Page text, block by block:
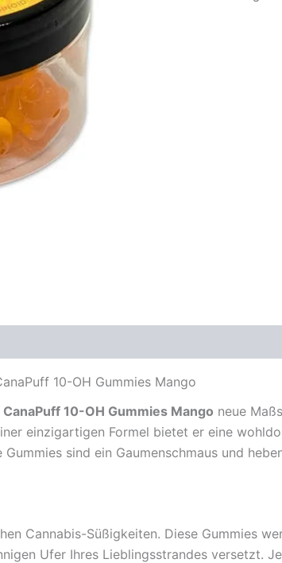
Mango
10-OH Gummies Mango
CanaPuff 10-OH Gummies Mango neue
einzigartigen Formel bietet er eine
sind ein Gaumenschmaus und
Cannabis-Süßigkeiten. Diese Gummies
Ufer Ihres Lieblingsstrandes versetzt.